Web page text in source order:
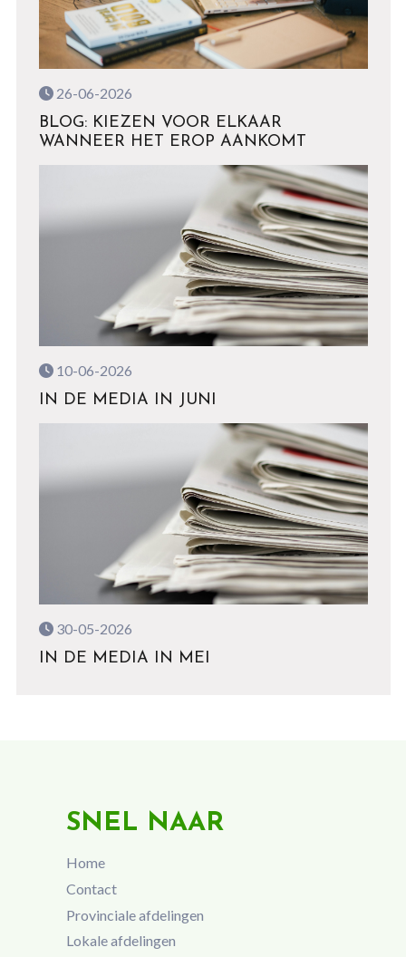
26-06-2026
BLOG: KIEZEN VOOR ELKAAR
WANNEER HET EROP AANKOMT
10-06-2026
IN DE MEDIA IN JUNI
30-05-2026
IN DE MEDIA IN MEI
SNEL NAAR
Home
Contact
Provinciale afdelingen
Lokale afdelingen